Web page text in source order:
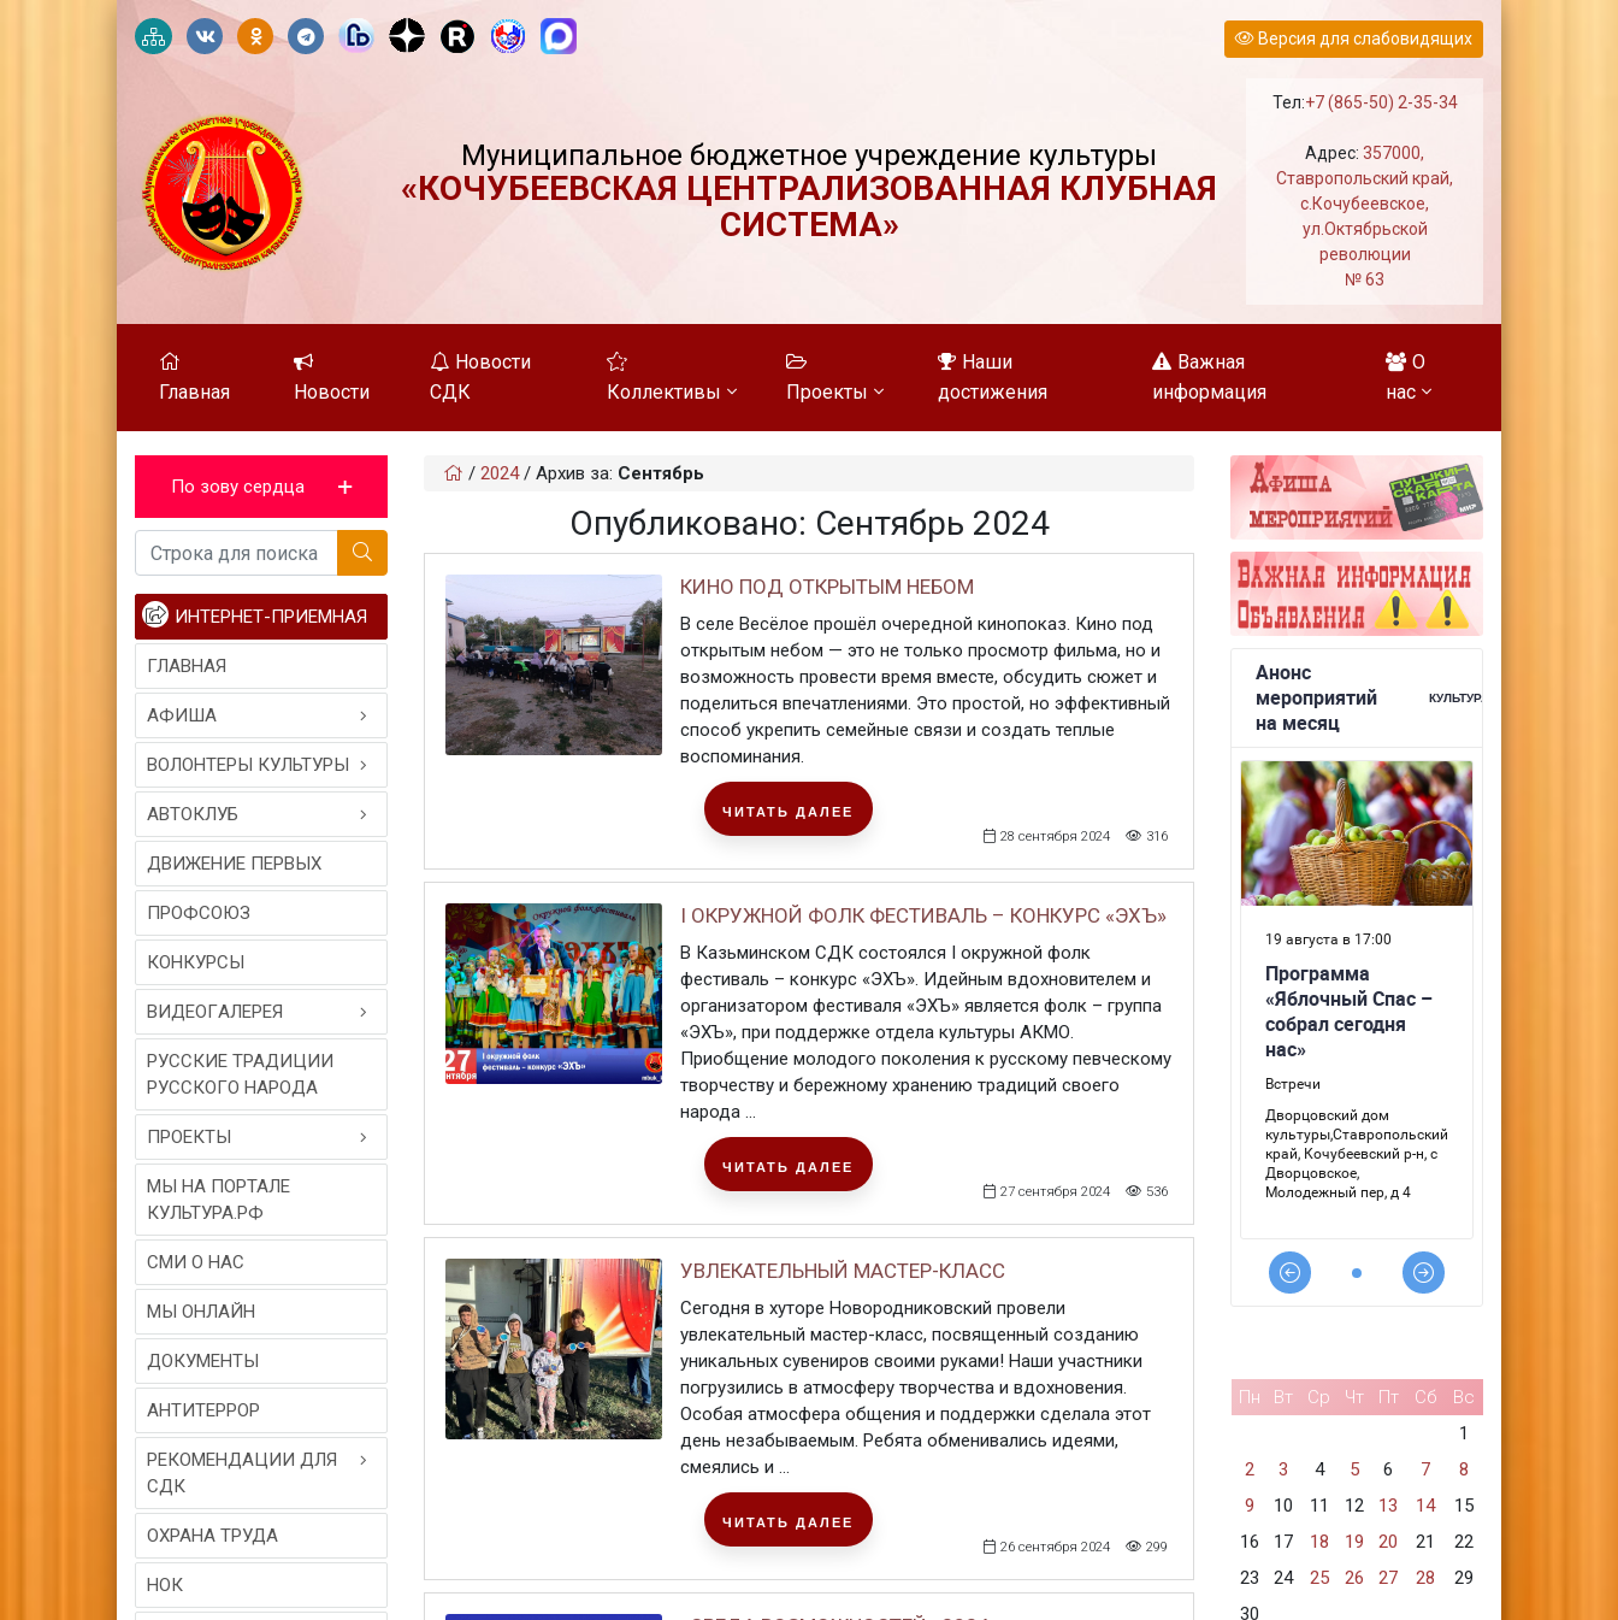
Версия для слабовидящих
Муниципальное бюджетное учреждение культуры
«КОЧУБЕЕВСКАЯ ЦЕНТРАЛИЗОВАННАЯ КЛУБНАЯ
СИСТЕМА»
Тел:+7 (865-50) 2-35-34
Адрес:357000,
Ставропольский край,
с.Кочубеевское,
ул.Октябрьской
революции
№ 63
Главная Новости
Новости
СДК
Коллективы Проекты
Наши
достижения
Важная
информация
О
нас
По зову сердца
ИНТЕРНЕТ-ПРИЕМНАЯ
ГЛАВНАЯ
АФИША
ВОЛОНТЕРЫ КУЛЬТУРЫ
АВТОКЛУБ
ДВИЖЕНИЕ ПЕРВЫХ
ПРОФСОЮЗ
КОНКУРСЫ
ВИДЕОГAЛЕРЕЯ
РУССКИЕ ТРАДИЦИИ
РУССКОГО НАРОДА
ПРОЕКТЫ
МЫ НА ПОРТАЛЕ
КУЛЬТУРА.РФ
СМИ О НАС
МЫ ОНЛАЙН
ДОКУМЕНТЫ
АНТИТЕРРОР
РЕКОМЕНДАЦИИ ДЛЯ
СДК
ОХРАНА ТРУДА
НОК
/ 2024/ Архив за: Сентябрь
Опубликовано: Сентябрь 2024
КИНО ПОД ОТКРЫТЫМ НЕБОМ
В селе Весёлое прошёл очередной кинопоказ. Кино под
открытым небом — это не только просмотр фильма, но и
возможность провести время вместе, обсудить сюжет и
поделиться впечатлениями. Это простой, но эффективный
способ укрепить семейные связи и создать теплые
воспоминания.
28 сентября 2024 316
ЧИТАТЬ ДАЛЕЕ
I ОКРУЖНОЙ ФОЛК ФЕСТИВАЛЬ – КОНКУРС «ЭХЪ»
В Казьминском СДК состоялся I окружной фолк
фестиваль – конкурс «ЭХЪ». Идейным вдохновителем и
организатором фестиваля «ЭХЪ» является фолк – группа
«ЭХЪ», при поддержке отдела культуры АКМО.
Приобщение молодого поколения к русскому певческому
творчеству и бережному хранению традиций своего
народа ...
27 сентября 2024 536
ЧИТАТЬ ДАЛЕЕ
УВЛЕКАТЕЛЬНЫЙ МАСТЕР-КЛАСС
Сегодня в хуторе Новородниковский провели
увлекательный мастер-класс, посвященный созданию
уникальных сувениров своими руками! Наши участники
погрузились в атмосферу творчества и вдохновения.
Особая атмосфера общения и поддержки сделала этот
день незабываемым. Ребята обменивались идеями,
смеялись и ...
26 сентября 2024 299
ЧИТАТЬ ДАЛЕЕ
Пн Вт Ср Чт Пт Сб
Вс
1
2
3 4 5 6 7
8
9
10 11 12 13 14
15
16
17 18 19 20 21
22
23
24 25 26 27 28
29
30